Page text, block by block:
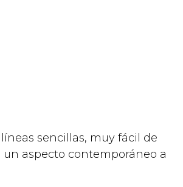
sencillas, muy fácil de
aspecto contemporáneo a